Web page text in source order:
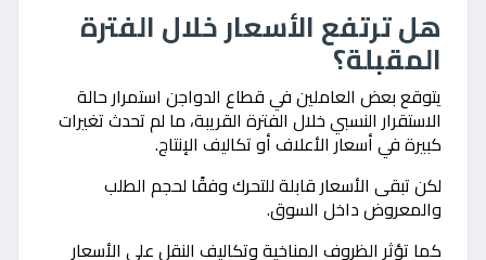
هل ترتفع الأسعار خلال الفترة
المقبلة؟
يتوقع بعض العاملين في قطاع الدواجن استمرار حالة
الاستقرار النسبي خلال الفترة القريبة، ما لم تحدث تغيرات
كبيرة في أسعار الأعلاف أو تكاليف الإنتاج.
لكن تبقى الأسعار قابلة للتحرك وفقًا لحجم الطلب
والمعروض داخل السوق.
كما تؤثر الظروف المناخية وتكاليف النقل على الأسعار